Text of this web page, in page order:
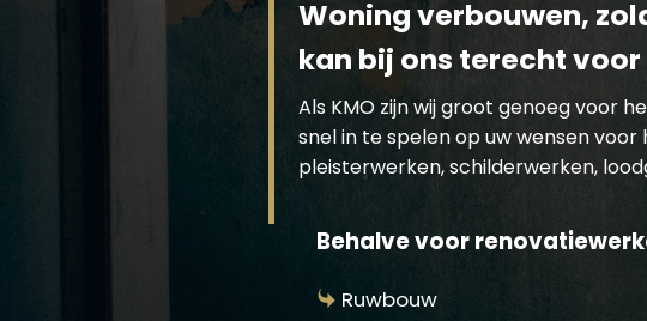
Woning verbouwen,
kan bij ons terecht
Als KMO zijn wij groot genoeg voor
snel in te spelen op uw wensen
pleisterwerken, schilderwerken,
Behalve voor
Ruwbouw